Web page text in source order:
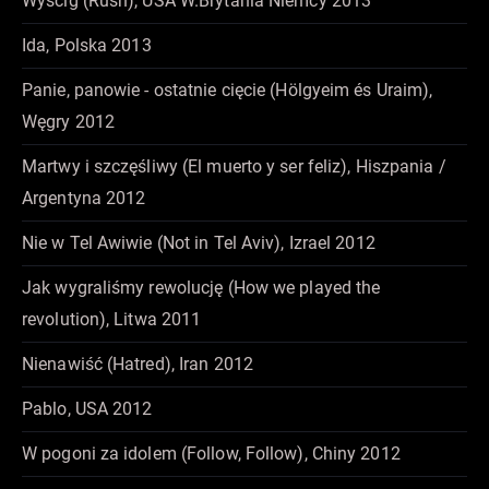
Ida, Polska 2013
Panie, panowie - ostatnie cięcie (Hölgyeim és Uraim),
Węgry 2012
Martwy i szczęśliwy (El muerto y ser feliz), Hiszpania /
Argentyna 2012
Nie w Tel Awiwie (Not in Tel Aviv), Izrael 2012
Jak wygraliśmy rewolucję (How we played the
revolution), Litwa 2011
Nienawiść (Hatred), Iran 2012
Pablo, USA 2012
W pogoni za idolem (Follow, Follow), Chiny 2012